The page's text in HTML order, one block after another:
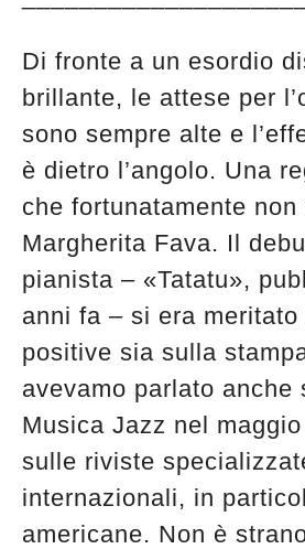
Musica Jazz di
edicola
Di fronte a un esordio
brillante, le attese per
sono sempre alte e
è dietro l’angolo. Una
che fortunatamente non
Margherita Fava. Il
pianista – «Tatatu»,
anni fa – si era meritato
positive sia sulla
avevamo parlato anche
Musica Jazz nel
sulle riviste
internazionali, in
americane. Non è